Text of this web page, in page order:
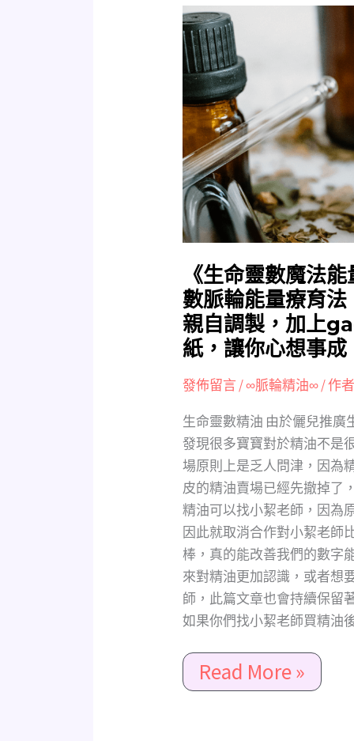
《生命靈數魔法
數脈輪能量療育
親自調製，加上
紙，讓你心想事
發佈留言/∞脈輪精油∞/ 作
生命靈數精油 由於儷兒推廣
發現很多寶寶對於精油不是
場原則上是乏人問津，因為
皮的精油賣場已經先撤掉了
精油可以找小絜老師，因為
因此就取消合作對小絜老師
棒，真的能改善我們的數字
來對精油更加認識，或者想
師，此篇文章也會持續保留
如果你們找小絜老師買精油
《生
命
靈
數
魔
法
能
量
精
油
懶
人
包》
最
強
的
空
缺
數
脈
輪
能
量
療
育
法，
用
最
天
然
安
全
的
Read More »